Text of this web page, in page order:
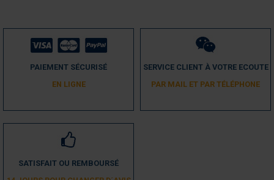
PAIEMENT SÉCURISÉ
EN LIGNE
SERVICE CLIENT À VOTRE ECOUTE
PAR MAIL ET PAR TÉLÉPHONE
SATISFAIT OU REMBOURSÉ